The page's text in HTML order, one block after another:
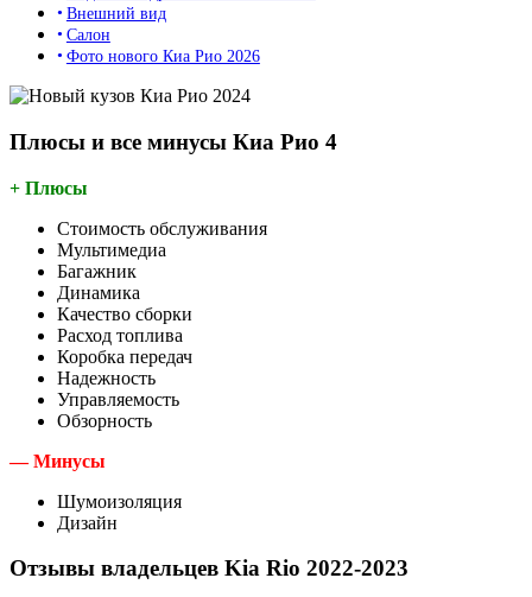
Внешний вид
Салон
Фото нового Киа Рио 2026
Плюсы и все минусы Киа Рио 4
+ Плюсы
Стоимость обслуживания
Мультимедиа
Багажник
Динамика
Качество сборки
Расход топлива
Коробка передач
Надежность
Управляемость
Обзорность
— Минусы
Шумоизоляция
Дизайн
Отзывы владельцев Kia Rio 2022-2023